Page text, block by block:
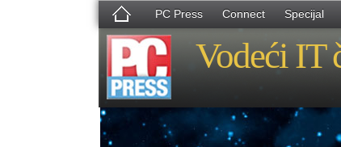
PC Press Connect Specijal
Vodeći IT